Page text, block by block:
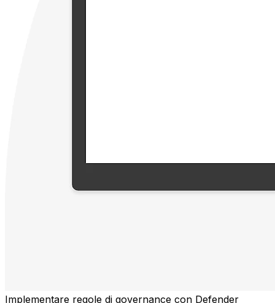
Implementare regole di governance con Defender